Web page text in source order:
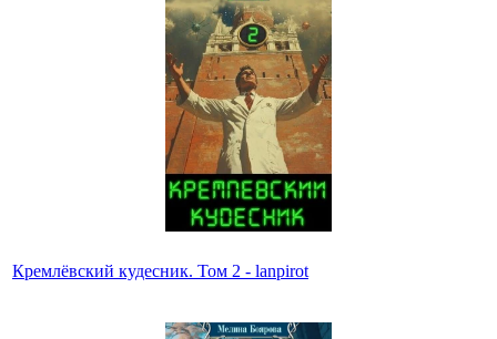
Кремлёвский кудесник. Том 2 - lanpirot